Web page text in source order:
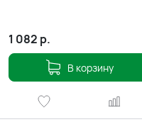
1 082 р.
В корзину